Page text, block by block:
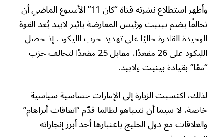
وأظهر استطلاع نشرته قناة “كان 11” الأسبوع الماضي أن
تحالفًا يضم بينيت ورئيس المعارضة يائير لابيد يُعد القوة
الوحيدة القادرة حاليًا على تهديد حزب الليكود، إذ حصل
الليكود على 26 مقعدًا، مقابل 25 مقعدًا لتحالف حزب
“معًا” بقيادة بينيت ولابيد.
لذلك، اكتسبت الزيارة إلى الإمارات حساسية سياسية
خاصة، لا سيما أن نتنياهو لطالما قدّم “اتفاقات أبراهام”
والعلاقات مع دول الخليج باعتبارها أحد أبرز إنجازاته